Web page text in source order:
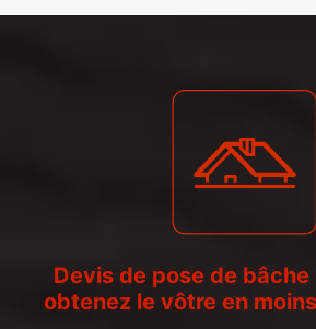
Devis de pose de
obtenez le vôtre en